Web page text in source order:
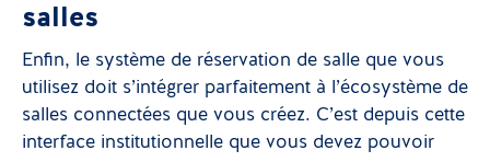
salles
Enfin, le système de réservation de salle que vous
utilisez doit s’intégrer parfaitement à l’écosystème de
salles connectées que vous créez. C’est depuis cette
interface institutionnelle que vous devez pouvoir